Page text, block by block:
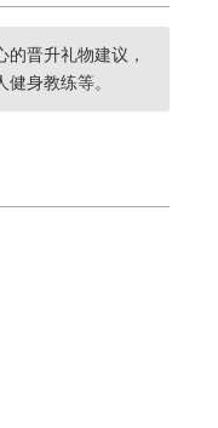
晋升礼物建议，
身教练等。